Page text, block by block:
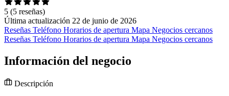
5 (5 reseñas)
Última actualización 22 de junio de 2026
Reseñas Teléfono Horarios de apertura Mapa Negocios cercanos
Reseñas Teléfono Horarios de apertura Mapa Negocios cercanos
Información del negocio
Descripción